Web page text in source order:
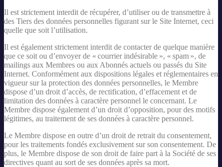
Il est strictement interdit de récupérer, d’utiliser ou de transmettre à
des Tiers des données personnelles figurant sur le Site Internet, ceci
quelle que soit l’utilisation.
Il est également strictement interdit de contacter de quelque manière
que ce soit ou d’envoyer de « courrier indésirable », « spam », de
mailings aux Membres ou aux Abonnés actuels ou passés du Site
Internet. Conformément aux dispositions légales et réglementaires en
vigueur sur la protection des données personnelles, le Membre
dispose d’un droit d’accès, de rectification, d’effacement et de
limitation des données à caractère personnel le concernant. Le
Membre dispose également d’un droit d’opposition, pour des motifs
légitimes, au traitement de ses données à caractère personnel.
Le Membre dispose en outre d’un droit de retrait du consentement,
pour les traitements fondés exclusivement sur son consentement. De
plus, le Membre dispose de son droit de faire part à la Société de ses
directives quant au sort de ses données après sa mort.